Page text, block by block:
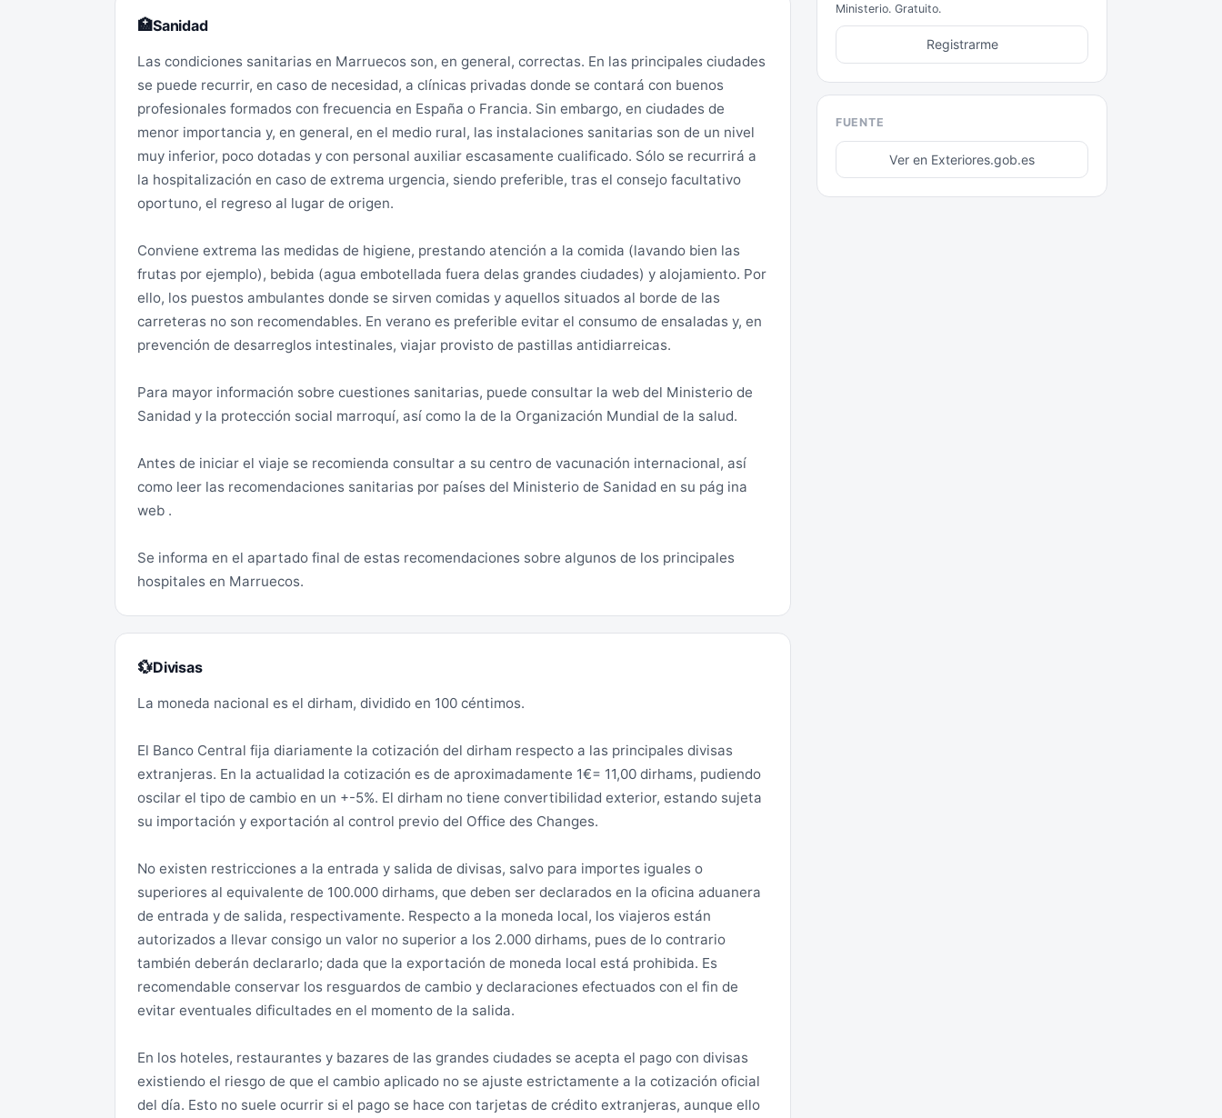
debe moverse el coche hasta la llegada de personal de la Gendarmería Real.
Zonas de riesgo (deben ser evitadas):
No se identifican, pero conviene evitar las zonas militares (que está prohibido fotografiar) y las
desérticas sin señalización. En éstas, la proximidad de la frontera argelina puede ser
problemática al poder cruzarla sin advertirlo.
Es conveniente evitar viajar solo o en grupos pequeños por zonas rurales aisladas. Si se viaja
por zonas desérticas o zonas rurales poco pobladas, es recomendable hacerlo en más de un
vehículo y de preferencia todoterreno. En la cadena montañosa del Rif, se identifica un cierto
peligro en un radio de unos 50 kilómetros alrededor de la zona de Ketama, debiendo extremarse
insistentemente a los turistas extranjeros. Es muy recomendable que los desplazamientos por
esa zona se hagan en grupo y de día.
Zonas sin problemas: El resto.
Antes de iniciar el viaje se recomienda consultar a su centro de vacunación internacional, así
como leer las recomendaciones sanitarias por países del Ministerio de Sanidad en su pág ina
web .
🏥Sanidad
Las condiciones sanitarias en Marruecos son, en general, correctas. En las principales ciudades
se puede recurrir, en caso de necesidad, a clínicas privadas donde se contará con buenos
profesionales formados con frecuencia en España o Francia. Sin embargo, en ciudades de
menor importancia y, en general, en el medio rural, las instalaciones sanitarias son de un nivel
muy inferior, poco dotadas y con personal auxiliar escasamente cualificado. Sólo se recurrirá a
la hospitalización en caso de extrema urgencia, siendo preferible, tras el consejo facultativo
oportuno, el regreso al lugar de origen.
Conviene extrema las medidas de higiene, prestando atención a la comida (lavando bien las
frutas por ejemplo), bebida (agua embotellada fuera delas grandes ciudades) y alojamiento. Por
ello, los puestos ambulantes donde se sirven comidas y aquellos situados al borde de las
carreteras no son recomendables. En verano es preferible evitar el consumo de ensaladas y, en
prevención de desarreglos intestinales, viajar provisto de pastillas antidiarreicas.
Para mayor información sobre cuestiones sanitarias, puede consultar la web del Ministerio de
Sanidad y la protección social marroquí, así como la de la Organización Mundial de la salud.
Antes de iniciar el viaje se recomienda consultar a su centro de vacunación internacional, así
como leer las recomendaciones sanitarias por países del Ministerio de Sanidad en su pág ina
web .
Se informa en el apartado final de estas recomendaciones sobre algunos de los principales
hospitales en Marruecos.
💱Divisas
La moneda nacional es el dirham, dividido en 100 céntimos.
El Banco Central fija diariamente la cotización del dirham respecto a las principales divisas
extranjeras. En la actualidad la cotización es de aproximadamente 1€= 11,00 dirhams, pudiendo
oscilar el tipo de cambio en un +-5%. El dirham no tiene convertibilidad exterior, estando sujeta
su importación y exportación al control previo del Office des Changes.
No existen restricciones a la entrada y salida de divisas, salvo para importes iguales o
superiores al equivalente de 100.000 dirhams, que deben ser declarados en la oficina aduanera
de entrada y de salida, respectivamente. Respecto a la moneda local, los viajeros están
autorizados a llevar consigo un valor no superior a los 2.000 dirhams, pues de lo contrario
también deberán declararlo; dada que la exportación de moneda local está prohibida. Es
recomendable conservar los resguardos de cambio y declaraciones efectuados con el fin de
evitar eventuales dificultades en el momento de la salida.
En los hoteles, restaurantes y bazares de las grandes ciudades se acepta el pago con divisas
existiendo el riesgo de que el cambio aplicado no se ajuste estrictamente a la cotización oficial
del día. Esto no suele ocurrir si el pago se hace con tarjetas de crédito extranjeras, aunque ello
Ministerio. Gratuito.
Registrarme
FUENTE
Ver en Exteriores.gob.es